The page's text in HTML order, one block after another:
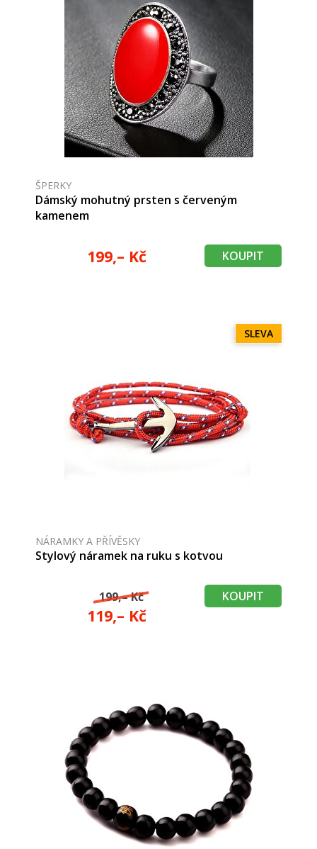
ŠPERKY
Dámský mohutný prsten s červeným
kamenem
199,– Kč KOUPIT
SLEVA
NÁRAMKY A PŘÍVĚSKY
Stylový náramek na ruku s kotvou
199,– Kč
119,– Kč
KOUPIT